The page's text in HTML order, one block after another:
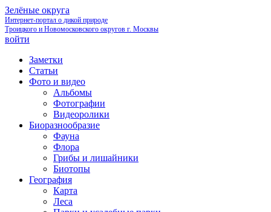
Зелёные округа
Интернет-портал о дикой природе
Троицкого и Новомосковского округов г. Москвы
войти
Заметки
Статьи
Фото и видео
Альбомы
Фотографии
Видеоролики
Биоразнообразие
Фауна
Флора
Грибы и лишайники
Биотопы
География
Карта
Леса